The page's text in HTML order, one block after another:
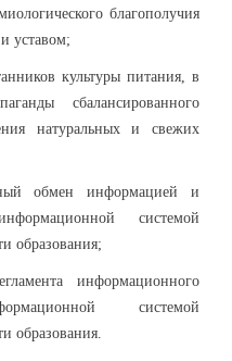
благополучия
уставом;
культуры питания, в
сбалансированного
натуральных и свежих
информацией и
системой
образования;
информационного
системой
образования.